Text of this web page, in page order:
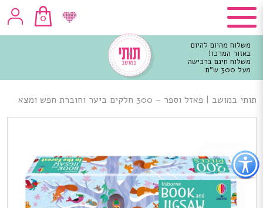
כפתור
לפתיחת
תפריט
נגישות
0
משלוח מהיום להיום
באזור המרכז!
משלוח חינם ברכישה
מעל 300 ש"ח
מרכזי
תותי במושב | פאזל וספר – 300 חלקים ביער וחוברת חפש ומצא